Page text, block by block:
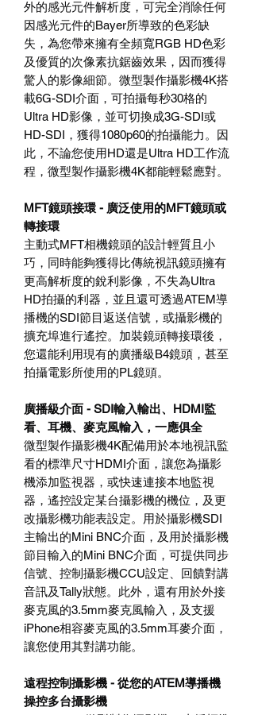
外的感光元件解析度，可完全消除任何
因感光元件的Bayer所導致的色彩缺
失，為您帶來擁有全頻寬RGB HD色彩
及優質的次像素抗鋸齒效果，因而獲得
驚人的影像細節。微型製作攝影機4K搭
載6G-SDI介面，可拍攝每秒30格的
Ultra HD影像，並可切換成3G-SDI或
HD-SDI，獲得1080p60的拍攝能力。因
此，不論您使用HD還是Ultra HD工作流
程，微型製作攝影機4K都能輕鬆應對。
MFT鏡頭接環 - 廣泛使用的MFT鏡頭或
轉接環
主動式MFT相機鏡頭的設計輕質且小
巧，同時能夠獲得比傳統視訊鏡頭擁有
更高解析度的銳利影像，不失為Ultra
HD拍攝的利器，並且還可透過ATEM導
播機的SDI節目返送信號，或攝影機的
擴充埠進行遙控。加裝鏡頭轉接環後，
您還能利用現有的廣播級B4鏡頭，甚至
拍攝電影所使用的PL鏡頭。
廣播級介面 - SDI輸入輸出、HDMI監
看、耳機、麥克風輸入，一應俱全
微型製作攝影機4K配備用於本地視訊監
看的標準尺寸HDMI介面，讓您為攝影
機添加監視器，或快速連接本地監視
器，遙控設定某台攝影機的機位，及更
改攝影機功能表設定。用於攝影機SDI
主輸出的Mini BNC介面，及用於攝影機
節目輸入的Mini BNC介面，可提供同步
信號、控制攝影機CCU設定、回饋對講
音訊及Tally狀態。此外，還有用於外接
麥克風的3.5mm麥克風輸入，及支援
iPhone相容麥克風的3.5mm耳麥介面，
讓您使用其對講功能。
遠程控制攝影機 - 從您的ATEM導播機
操控多台攝影機